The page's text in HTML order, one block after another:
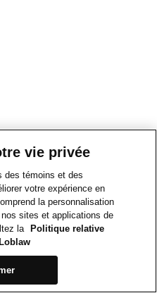
vie privée
des témoins et des
votre expérience en
la personnalisation
sites et applications de
la
Politique relative